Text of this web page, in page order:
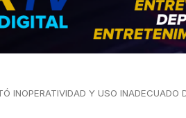
INOPERATIVIDAD Y USO